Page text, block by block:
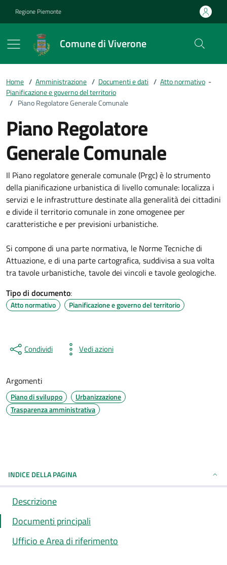
Regione Piemonte
Comune di Viverone
Home / Amministrazione / Documenti e dati / Atto normativo -
Pianificazione e governo del territorio
/ Piano Regolatore Generale Comunale
Piano Regolatore
Generale Comunale
Il Piano regolatore generale comunale (Prgc) è lo strumento
della pianificazione urbanistica di livello comunale: localizza i
servizi e le infrastrutture destinate alla generalità dei cittadini
e divide il territorio comunale in zone omogenee per
caratteristiche e per previsioni urbanistiche.
Si compone di una parte normativa, le Norme Tecniche di
Attuazione, e di una parte cartografica, suddivisa a sua volta
tra tavole urbanistiche, tavole dei vincoli e tavole geologiche.
Tipo di documento:
Atto normativo Pianificazione e governo del territorio
Condividi Vedi azioni
Argomenti
Piano di sviluppo
Urbanizzazione
Trasparenza amministrativa
INDICE DELLA PAGINA
Descrizione
Documenti principali
Ufficio e Area di riferimento